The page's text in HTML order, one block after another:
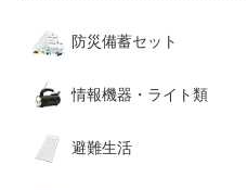
防災備蓄セット
情報機器・ライト類
避難生活